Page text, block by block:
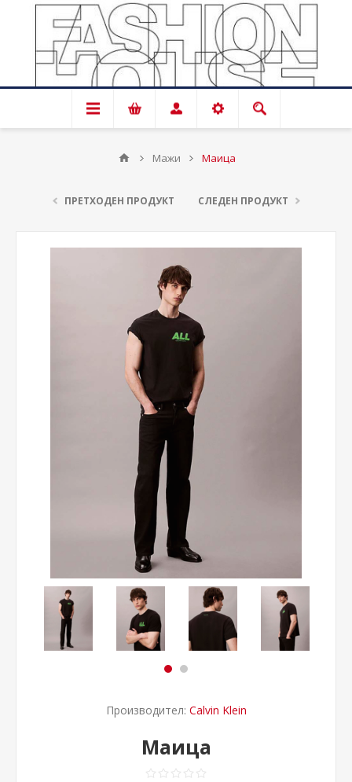
Мажи Маица
ПРЕТХОДЕН ПРОДУКТ СЛЕДЕН ПРОДУКТ
Производител: Calvin Klein
Маица